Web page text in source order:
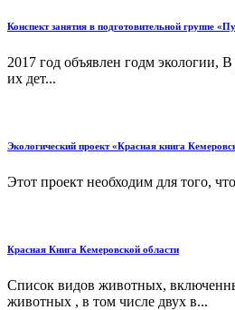
Конспект занятия в подготовительной группе
2017 год объявлен годм экологии,
их дет...
Экологический проект «Красная книга
Этот проект необходим для того,
Красная Книга Кемеровской области
Список видов животных,
животных , в том числе двух в...